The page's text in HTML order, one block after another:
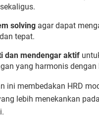
solving agar dapat
tepat.
dan mendengar aktif
yang harmonis dengan
ini membedakan HRD
lebih menekankan